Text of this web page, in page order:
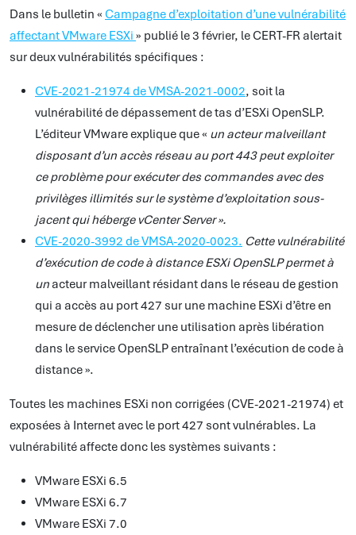
Dans le bulletin « Campagne d’exploitation d’une vulnérabilité
affectant VMware ESXi » publié le 3 février, le CERT-FR alertait
sur deux vulnérabilités spécifiques :
CVE-2021-21974 de VMSA-2021-0002, soit la
vulnérabilité de dépassement de tas d’ESXi OpenSLP.
L’éditeur VMware explique que « un acteur malveillant
disposant d’un accès réseau au port 443 peut exploiter
ce problème pour exécuter des commandes avec des
privilèges illimités sur le système d’exploitation sous-
jacent qui héberge vCenter Server ».
CVE-2020-3992 de VMSA-2020-0023. Cette vulnérabilité
d’exécution de code à distance ESXi OpenSLP permet à
unacteur malveillant résidant dans le réseau de gestion
qui a accès au port 427 sur une machine ESXi d’être en
mesure de déclencher une utilisation après libération
dans le service OpenSLP entraînant l’exécution de code à
distance ».
Toutes les machines ESXi non corrigées (CVE-2021-21974) et
exposées à Internet avec le port 427 sont vulnérables. La
vulnérabilité affecte donc les systèmes suivants :
VMware ESXi 6.5
VMware ESXi 6.7
VMware ESXi 7.0